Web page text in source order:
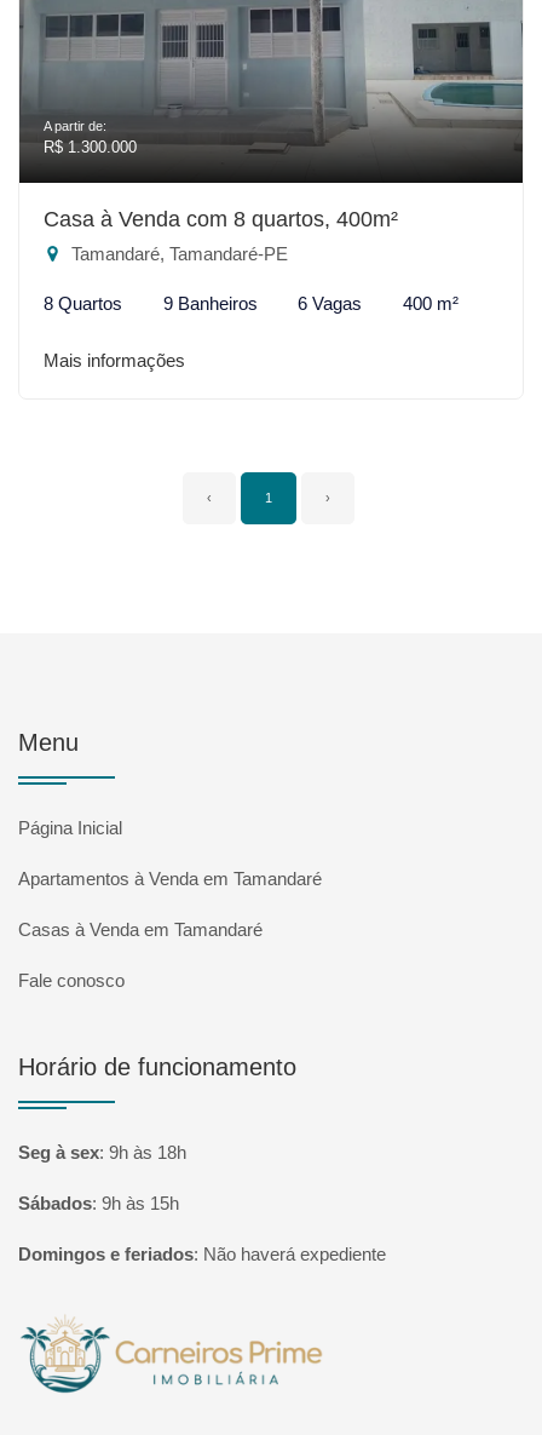
A partir de:
R$ 1.300.000
Casa à Venda com 8 quartos, 400m²
Tamandaré, Tamandaré-PE
8 Quartos 9 Banheiros 6 Vagas 400 m²
Mais informações
‹ 1 ›
Menu
Página Inicial
Apartamentos à Venda em Tamandaré
Casas à Venda em Tamandaré
Fale conosco
Horário de funcionamento
Seg à sex: 9h às 18h
Sábados: 9h às 15h
Domingos e feriados: Não haverá expediente
Página inicial